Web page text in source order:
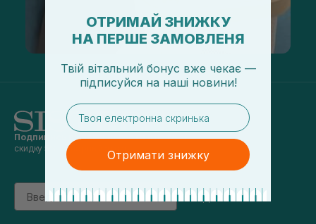
Подпишись на наши новостии получай
скидку 5% на первый заказ
Email
підписатись
ОТРИМАЙ ЗНИЖКУ
НА ПЕРШЕ ЗАМОВЛЕНЯ
Твій вітальний бонус вже чекає —
підписуйся на наші новини!
email
Отримати знижку